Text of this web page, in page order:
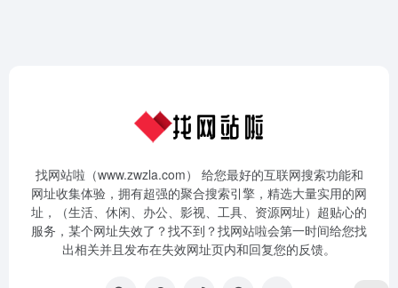
找网站啦（www.zwzla.com） 给您最好的互联网搜索功能和
网址收集体验，拥有超强的聚合搜索引擎，精选大量实用的网
址，（生活、休闲、办公、影视、工具、资源网址）超贴心的
服务，某个网址失效了？找不到？找网站啦会第一时间给您找
出相关并且发布在失效网址页内和回复您的反馈。